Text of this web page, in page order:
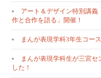
アート＆デザイン特別講義
作と合作を語る」開催！
まんが表現学科3年生コー
まんが表現学科生が三宮
した！